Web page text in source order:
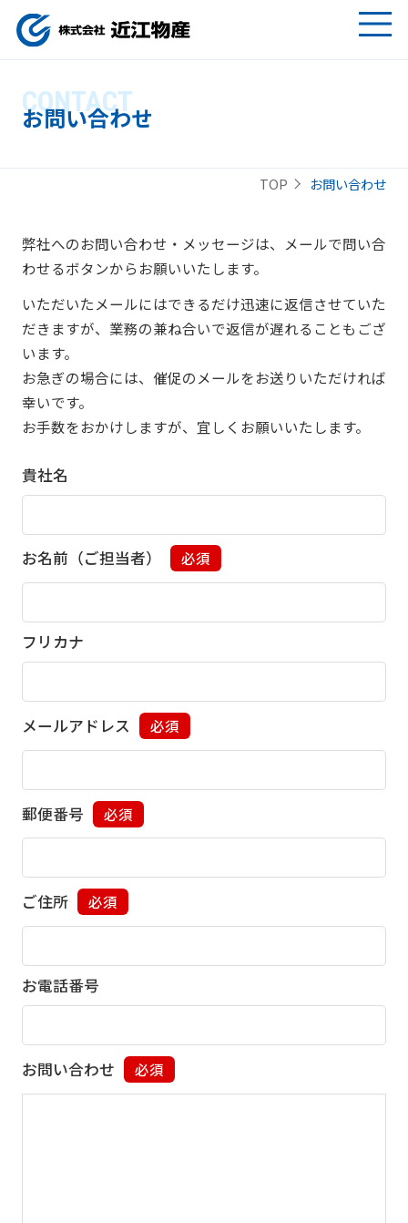
CONTACT
お問い合わせ
TOP お問い合わせ
弊社へのお問い合わせ・メッセージは、メールで問い合
わせるボタンからお願いいたします。
いただいたメールにはできるだけ迅速に返信させていた
だきますが、業務の兼ね合いで返信が遅れることもござ
います。
お急ぎの場合には、催促のメールをお送りいただければ
幸いです。
お手数をおかけしますが、宜しくお願いいたします。
貴社名
お名前（ご担当者） 必須
フリカナ
メールアドレス 必須
郵便番号 必須
ご住所 必須
お電話番号
お問い合わせ 必須